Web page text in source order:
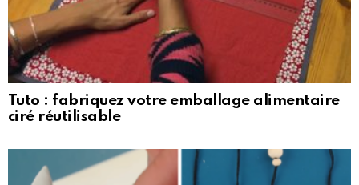
Tuto : fabriquez votre emballage alimentaire
ciré réutilisable